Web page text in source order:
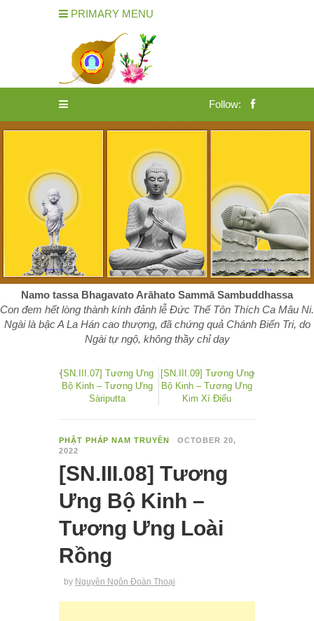
PRIMARY MENU
Follow:
Namo tassa Bhagavato Arāhato Sammā Sambuddhassa
Con đem hết lòng thành kính đảnh lễ Đức Thế Tôn Thích Ca Mâu Ni.
Ngài là bậc A La Hán cao thượng, đã chứng quả Chánh Biến Tri, do
Ngài tự ngộ, không thầy chỉ dạy
[SN.III.07] Tương Ưng
Bộ Kinh – Tương Ưng
Sàriputta
[SN.III.09] Tương Ưng
Bộ Kinh – Tương Ưng
Kim Xí Điểu
PHẬT PHÁP NAM TRUYỀN
OCTOBER 20,
2022
[SN.III.08] Tương
Ưng Bộ Kinh –
Tương Ưng Loài
Rồng
by Nguyên Ngôn Đoàn Thoại